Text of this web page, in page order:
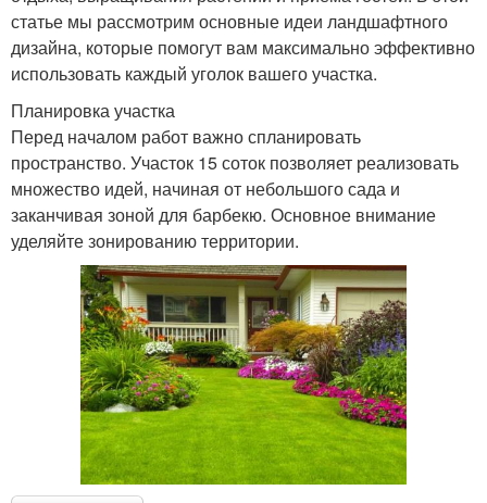
статье мы рассмотрим основные идеи ландшафтного
дизайна, которые помогут вам максимально эффективно
использовать каждый уголок вашего участка.
Планировка участка
Перед началом работ важно спланировать
пространство. Участок 15 соток позволяет реализовать
множество идей, начиная от небольшого сада и
заканчивая зоной для барбекю. Основное внимание
уделяйте зонированию территории.